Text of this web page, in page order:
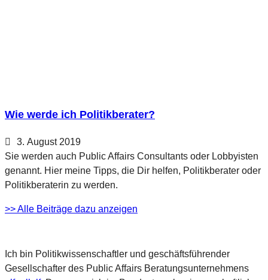
Wie werde ich Politikberater?
3. August 2019
Sie werden auch Public Affairs Consultants oder Lobbyisten
genannt. Hier meine Tipps, die Dir helfen, Politikberater oder
Politikberaterin zu werden.
>> Alle Beiträge dazu anzeigen
Ich bin Politikwissenschaftler und geschäftsführender
Gesellschafter des Public Affairs Beratungsunternehmens